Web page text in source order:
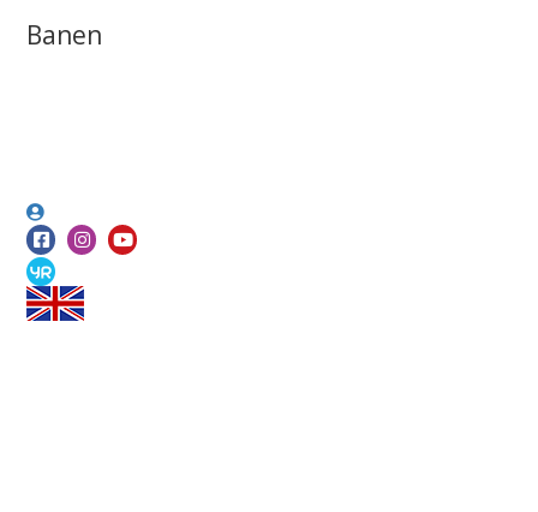
Banen